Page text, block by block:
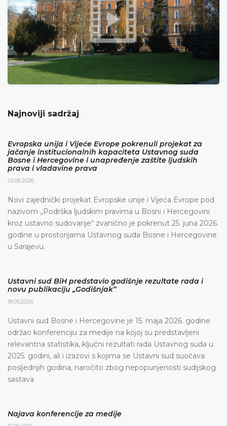
Najnoviji sadržaj
Evropska unija i Vijeće Evrope pokrenuli projekat za
jačanje institucionalnih kapaciteta Ustavnog suda
Bosne i Hercegovine i unapređenje zaštite ljudskih
prava i vladavine prava
25.06.2026.
Novi zajednički projekat Evropske unije i Vijeća Evrope pod
nazivom „Podrška ljudskim pravima u Bosni i Hercegovini
kroz ustavno sudovanje“ zvanično je pokrenut 25. juna 2026.
godine u prostorijama Ustavnog suda Bosne i Hercegovine
u Sarajevu.
Ustavni sud BiH predstavio godišnje rezultate rada i
novu publikaciju „Godišnjak“
18.05.2026.
Ustavni sud Bosne i Hercegovine je 15. maja 2026. godine
održao konferenciju za medije na kojoj su predstavljeni
relevantna statistika, ključni rezultati rada Ustavnog suda u
2025. godini, ali i izazovi s kojima se Ustavni sud suočava
posljednjih godina, naročito zbog nepopunjenosti sudijskog
sastava
Najava konferencije za medije